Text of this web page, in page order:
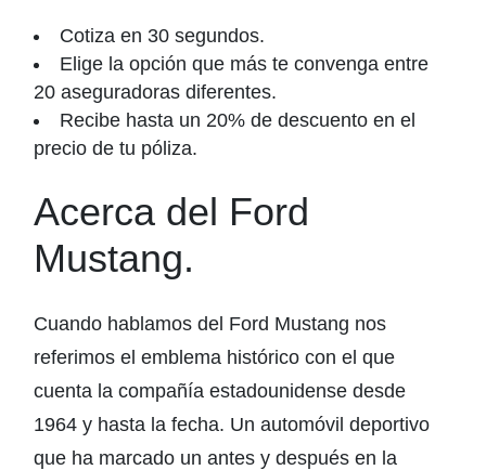
Cotiza en 30 segundos.
Elige la opción que más te convenga entre
20 aseguradoras diferentes.
Recibe hasta un 20% de descuento en el
precio de tu póliza.
Acerca del Ford
Mustang.
Cuando hablamos del Ford Mustang nos
referimos el emblema histórico con el que
cuenta la compañía estadounidense desde
1964 y hasta la fecha. Un automóvil deportivo
que ha marcado un antes y después en la